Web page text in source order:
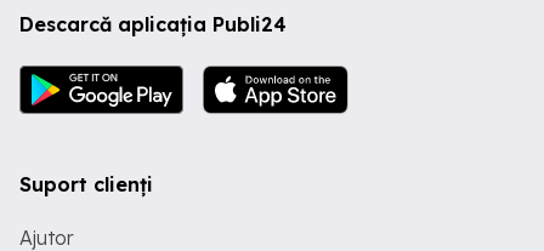
Descarcă aplicația Publi24
Suport clienți
Ajutor